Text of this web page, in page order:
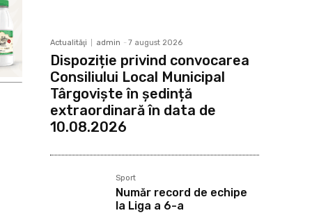
Actualităţi admin - 7 august 2026
Dispoziție privind convocarea
Consiliului Local Municipal
Târgoviște în ședință
extraordinară în data de
10.08.2026
Sport
Număr record de echipe
la Liga a 6-a